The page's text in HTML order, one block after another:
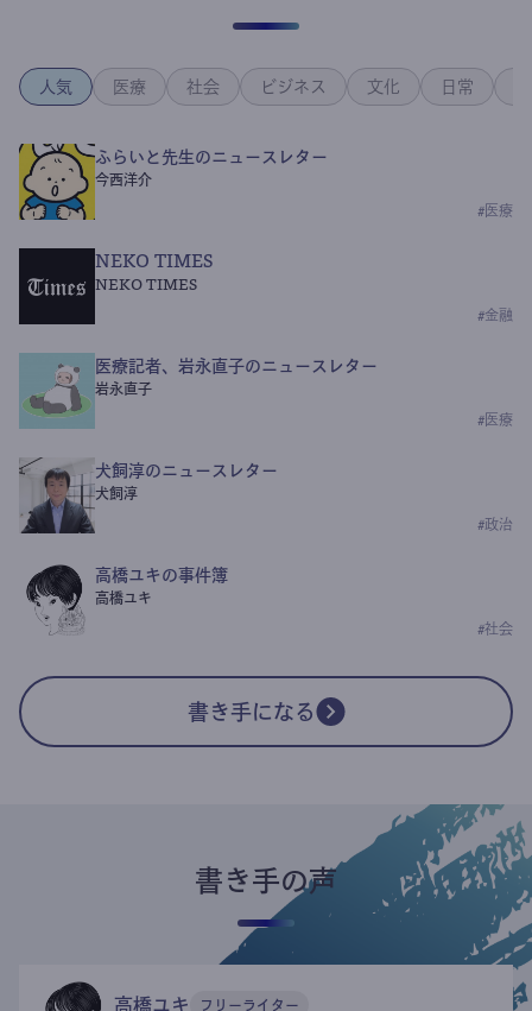
人気 医療 社会 ビジネス 文化 日常
ふらいと先生のニュースレター
今西洋介
# 医療
NEKO TIMES
NEKO TIMES
#金融
医療記者、岩永直子のニュースレター
岩永直子
# 医療
犬飼淳のニュースレター
犬飼淳
#政治
高橋ユキの事件簿
高橋ユキ
#社会
書き手になる
書き手の声
高橋ユキ フリーライター